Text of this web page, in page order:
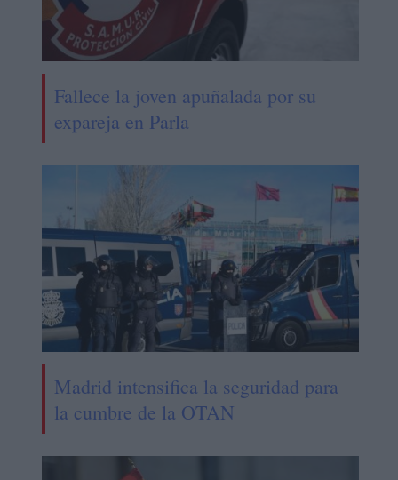
Fallece la joven apuñalada por su
expareja en Parla
Madrid intensifica la seguridad para
la cumbre de la OTAN